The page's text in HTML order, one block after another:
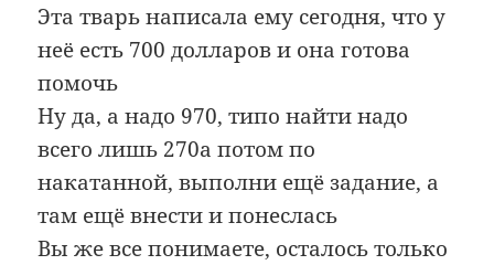
Эта тварь написала ему сегодня, что у
неё есть 700 долларов и она готова
помочь
Ну да, а надо 970, типо найти надо
всего лишь 270а потом по
накатанной, выполни ещё задание, а
там ещё внести и понеслась
Вы же все понимаете, осталось только